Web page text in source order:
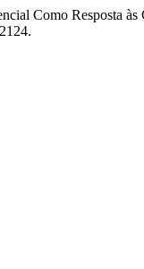
Como Resposta às